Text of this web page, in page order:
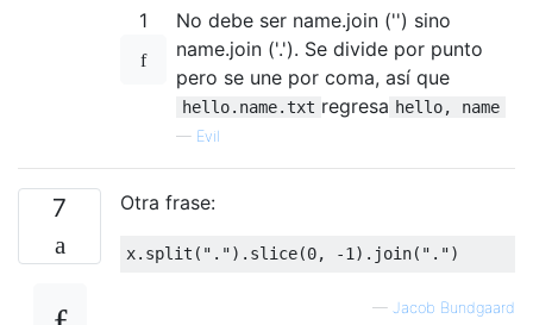
1
No debe ser name.join ('') sino
name.join ('.'). Se divide por punto
pero se une por coma, así que
hello.name.txt regresa hello, name
— Evil
7 Otra frase:
x. split ( "."). slice(0, -1 ). join( ".")
— Jacob Bundgaard